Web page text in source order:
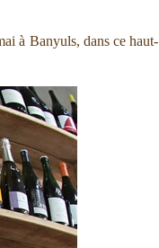
à Banyuls, dans ce haut-